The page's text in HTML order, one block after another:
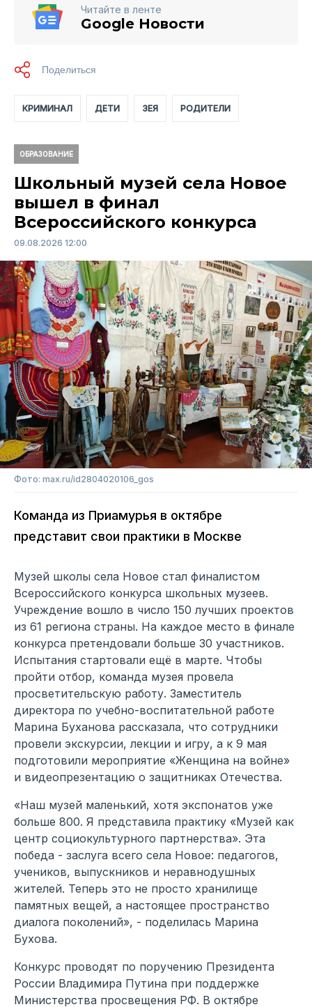
Читайте в ленте
Google Новости
КРИМИНАЛ ДЕТИ ЗЕЯ РОДИТЕЛИ
ОБРАЗОВАНИЕ
Школьный музей села Новое
вышел в финал
Всероссийского конкурса
09.08.2026 12:00
Фото: max.ru/id2804020106_gos
Команда из Приамурья в октябре
представит свои практики в Москве
Музей школы села Новое стал финалистом
Всероссийского конкурса школьных музеев.
Учреждение вошло в число 150 лучших проектов
из 61 региона страны. На каждое место в финале
конкурса претендовали больше 30 участников.
Испытания стартовали ещё в марте. Чтобы
пройти отбор, команда музея провела
просветительскую работу. Заместитель
директора по учебно-воспитательной работе
Марина Буханова рассказала, что сотрудники
провели экскурсии, лекции и игру, а к 9 мая
подготовили мероприятие «Женщина на войне»
и видеопрезентацию о защитниках Отечества.
«Наш музей маленький, хотя экспонатов уже
больше 800. Я представила практику «Музей как
центр социокультурного партнерства». Эта
победа - заслуга всего села Новое: педагогов,
учеников, выпускников и неравнодушных
жителей. Теперь это не просто хранилище
памятных вещей, а настоящее пространство
диалога поколений», - поделилась Марина
Бухова.
Конкурс проводят по поручению Президента
России Владимира Путина при поддержке
Министерства просвещения РФ. В октябре